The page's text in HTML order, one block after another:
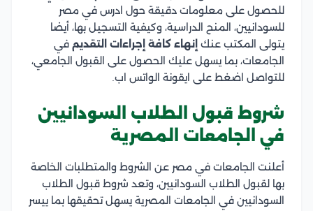
للحصول على معلومات دقيقة حول ادرس في مصر
للسودانيين، المنح الدراسية، وكيفية التسجيل بها، أيضا
يتولى المكتب عنك إنهاء كافة إجراءات التقديم في
الجامعات، بما يسهل عليك الحصول على القبول الجامعي،
للتواصل اضغط على ايقونة الواتس اب.
شروط قبول الطلاب السودانيين
في الجامعات المصرية
أعلنت الجامعات في مصر عن الشروط والمتطلبات الخاصة
بها لقبول الطلاب السودانيين، وتعد شروط قبول الطلاب
السودانيين في الجامعات المصرية يسهل تحقيقها بما ييسر